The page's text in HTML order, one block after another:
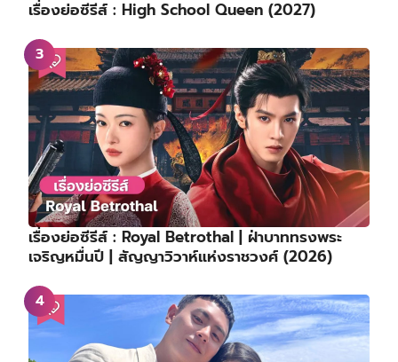
เรื่องย่อซีรีส์ : High School Queen (2027)
เรื่องย่อซีรีส์ : Royal Betrothal | ฝ่าบาททรงพระ
เจริญหมื่นปี | สัญญาวิวาห์แห่งราชวงศ์ (2026)